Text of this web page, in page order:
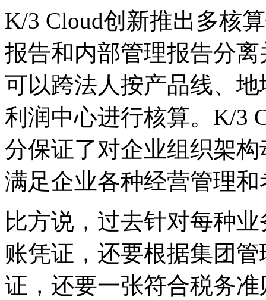
K/3 Cloud创新推出多核
报告和内部管理报告分
可以跨法人按产品线、
利润中心进行核算。K/3
分保证了对企业组织架
满足企业各种经营管理
比方说，过去针对每种
账凭证，还要根据集团
证，还要一张符合税务